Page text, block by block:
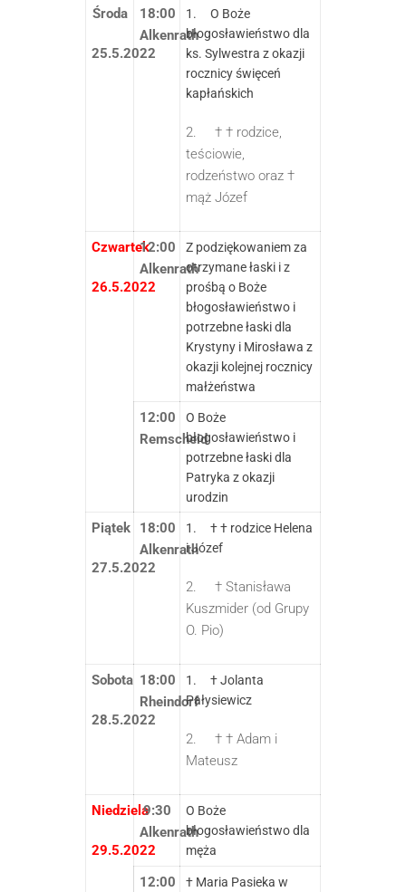
Środa
25.5.2022
18:00
Alkenrath
1. O Boże
błogosławieństwo dla
ks. Sylwestra z okazji
rocznicy święceń
kapłańskich
2. † † rodzice,
teściowie,
rodzeństwo oraz †
mąż Józef
Czwartek
26.5.2022
12:00
Alkenrath
Z podziękowaniem za
otrzymane łaski i z
prośbą o Boże
błogosławieństwo i
potrzebne łaski dla
Krystyny i Mirosława z
okazji kolejnej rocznicy
małżeństwa
12:00
Remscheid
O Boże
błogosławieństwo i
potrzebne łaski dla
Patryka z okazji
urodzin
Piątek
27.5.2022
18:00
Alkenrath
1. † † rodzice Helena
i Józef
2. † Stanisława
Kuszmider (od Grupy
O. Pio)
Sobota
28.5.2022
18:00
Rheindorf
1. † Jolanta
Pałysiewicz
2. † † Adam i
Mateusz
Niedziela
29.5.2022
9:30
Alkenrath
O Boże
błogosławieństwo dla
męża
12:00
† Maria Pasieka w